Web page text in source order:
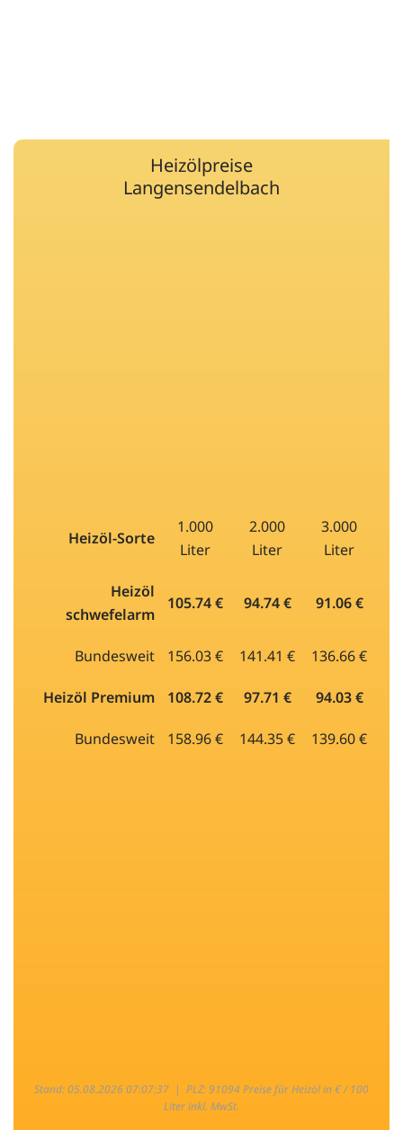
Heizölpreise
Langensendelbach
Heizöl-Sorte
1.000
Liter
2.000
Liter
3.000
Liter
Heizöl
schwefelarm
105.74 € 94.74 € 91.06 €
Bundesweit 156.03 € 141.41 € 136.66 €
Heizöl Premium 108.72 € 97.71 € 94.03 €
Bundesweit 158.96 € 144.35 € 139.60 €
Stand: 05.08.2026 07:07:37 | PLZ: 91094 Preise für Heizöl in € / 100
Liter inkl. MwSt.